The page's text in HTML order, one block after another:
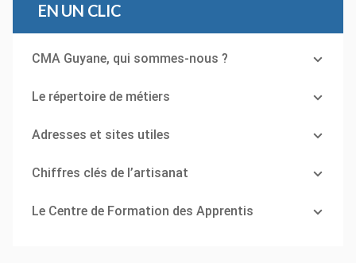
EN UN CLIC
CMA Guyane, qui sommes-nous ?
Le répertoire de métiers
Adresses et sites utiles
Chiffres clés de l’artisanat
Le Centre de Formation des Apprentis